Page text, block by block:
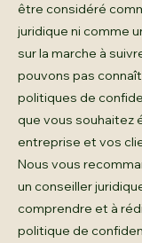
être considéré
juridique ni comme
sur la marche à
pouvons pas
politiques de
que vous souhaitez
entreprise et vos
Nous vous
un conseiller
comprendre et à
politique de